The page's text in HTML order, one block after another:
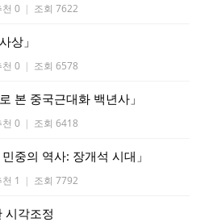
천 0 | 조회 7622
상」
천 0 | 조회 6578
본 중국근대화 백년사」
천 0 | 조회 6418
중의 역사: 장개석 시대」
1 | 조회 7792
시각조정